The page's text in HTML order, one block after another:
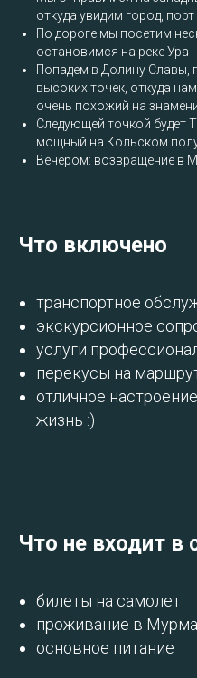
откуда увидим город,
По дороге мы посетим
остановимся на реке Ура
Попадем в Долину Славы,
высоких точек, откуда
очень похожий на
Следующей точкой будет
мощный на Кольском
Вечером: возвращение в
Что включено
транспортное
экскурсионное
услуги
перекусы на
отличное
жизнь :)
Что не входит в
билеты на самолет
проживание в
основное питание